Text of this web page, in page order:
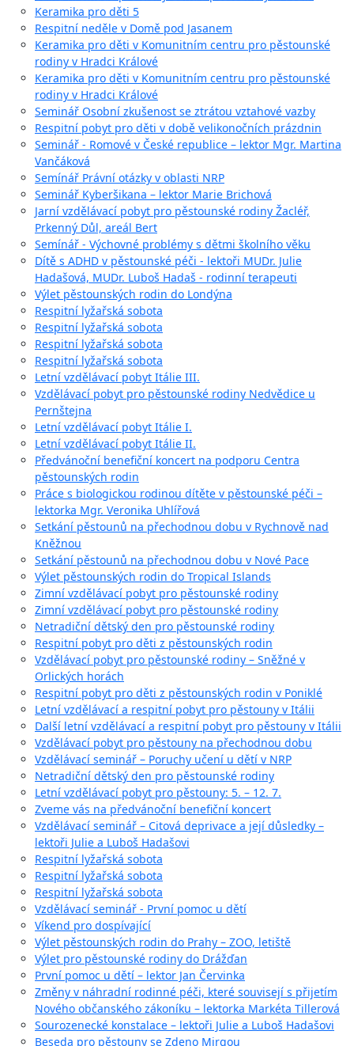
Keramika pro děti 5
Respitní neděle v Domě pod Jasanem
Keramika pro děti v Komunitním centru pro pěstounské
rodiny v Hradci Králové
Keramika pro děti v Komunitním centru pro pěstounské
rodiny v Hradci Králové
Seminář Osobní zkušenost se ztrátou vztahové vazby
Respitní pobyt pro děti v době velikonočních prázdnin
Seminář - Romové v České republice – lektor Mgr. Martina
Vančáková
Semínář Právní otázky v oblasti NRP
Seminář Kyberšikana – lektor Marie Brichová
Jarní vzdělávací pobyt pro pěstounské rodiny Žacléř,
Prkenný Důl, areál Bert
Semínář - Výchovné problémy s dětmi školního věku
Dítě s ADHD v pěstounské péči - lektoři MUDr. Julie
Hadašová, MUDr. Luboš Hadaš - rodinní terapeuti
Výlet pěstounských rodin do Londýna
Respitní lyžařská sobota
Respitní lyžařská sobota
Respitní lyžařská sobota
Respitní lyžařská sobota
Letní vzdělávací pobyt Itálie III.
Vzdělávací pobyt pro pěstounské rodiny Nedvědice u
Pernštejna
Letní vzdělávací pobyt Itálie I.
Letní vzdělávací pobyt Itálie II.
Předvánoční benefiční koncert na podporu Centra
pěstounských rodin
Práce s biologickou rodinou dítěte v pěstounské péči –
lektorka Mgr. Veronika Uhlířová
Setkání pěstounů na přechodnou dobu v Rychnově nad
Kněžnou
Setkání pěstounů na přechodnou dobu v Nové Pace
Výlet pěstounských rodin do Tropical Islands
Zimní vzdělávací pobyt pro pěstounské rodiny
Zimní vzdělávací pobyt pro pěstounské rodiny
Netradiční dětský den pro pěstounské rodiny
Respitní pobyt pro děti z pěstounských rodin
Vzdělávací pobyt pro pěstounské rodiny – Sněžné v
Orlických horách
Respitní pobyt pro děti z pěstounských rodin v Poniklé
Letní vzdělávací a respitní pobyt pro pěstouny v Itálii
Další letní vzdělávací a respitní pobyt pro pěstouny v Itálii
Vzdělávací pobyt pro pěstouny na přechodnou dobu
Vzdělávací seminář – Poruchy učení u dětí v NRP
Netradiční dětský den pro pěstounské rodiny
Letní vzdělávací pobyt pro pěstouny: 5. – 12. 7.
Zveme vás na předvánoční benefiční koncert
Vzdělávací seminář – Citová deprivace a její důsledky –
lektoři Julie a Luboš Hadašovi
Respitní lyžařská sobota
Respitní lyžařská sobota
Respitní lyžařská sobota
Vzdělávací seminář - První pomoc u dětí
Víkend pro dospívající
Výlet pěstounských rodin do Prahy – ZOO, letiště
Výlet pro pěstounské rodiny do Drážďan
První pomoc u dětí – lektor Jan Červinka
Změny v náhradní rodinné péči, které souvisejí s přijetím
Nového občanského zákoníku – lektorka Markéta Tillerová
Sourozenecké konstalace – lektoři Julie a Luboš Hadašovi
Beseda pro pěstouny se Zdeno Mirgou